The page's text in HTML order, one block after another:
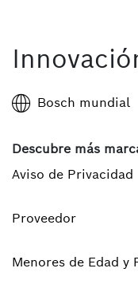
Bosch mundial
Descubre más
Aviso de Privacidad
Proveedor
Menores de Edad y